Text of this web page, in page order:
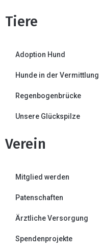
Tiere
Adoption Hund
Hunde in der Vermittlung
Regenbogenbrücke
Unsere Glückspilze
Verein
Mitglied werden
Patenschaften
Ärztliche Versorgung
Spendenprojekte